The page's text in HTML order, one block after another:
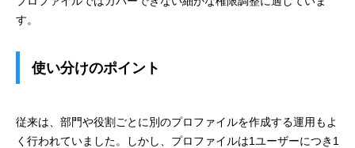
す。
使い分けのポイント
従来は、部門や役割ごとに別のプロファイルを作成する運用もよ
く行われていました。しかし、プロファイルは1ユーザーにつき1